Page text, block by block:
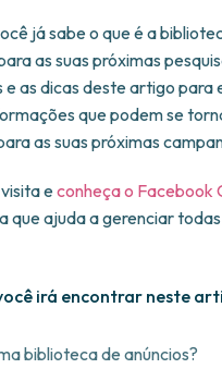
já sabe o que é a
as suas próximas
as dicas deste artigo para
que podem se
as suas próximas
econheça o Facebook
que ajuda a gerenciar todas
irá encontrar neste
biblioteca de anúncios?